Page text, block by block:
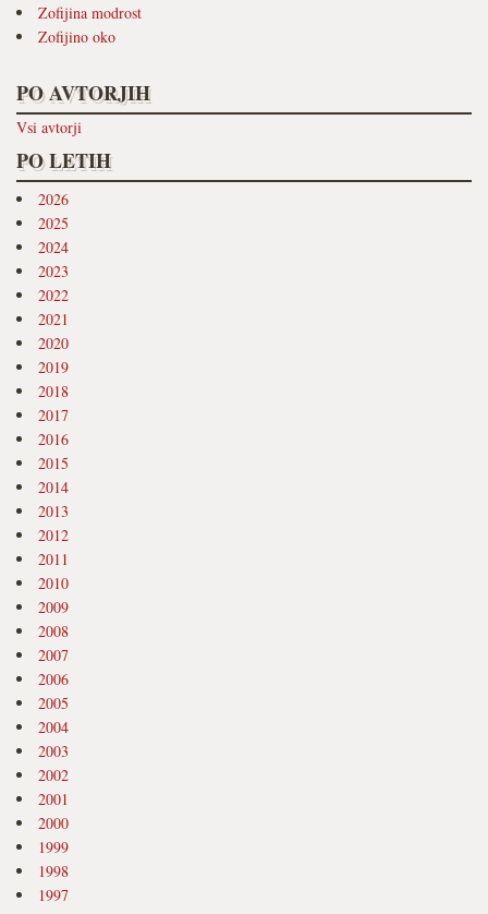
Zofijina modrost
Zofijino oko
PO AVTORJIH
Vsi avtorji
PO LETIH
2026
2025
2024
2023
2022
2021
2020
2019
2018
2017
2016
2015
2014
2013
2012
2011
2010
2009
2008
2007
2006
2005
2004
2003
2002
2001
2000
1999
1998
1997